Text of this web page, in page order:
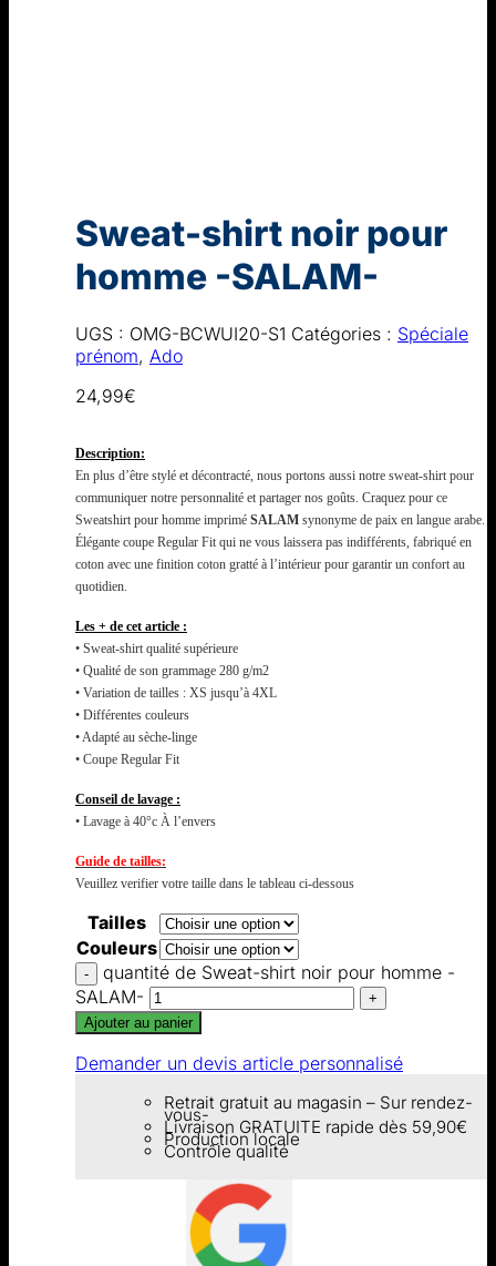
Sweat-shirt noir pour
homme -SALAM-
UGS : OMG-BCWUI20-S1 Catégories : Spéciale
prénom, Ado
24,99€
Description:
En plus d’être stylé et décontracté, nous portons aussi notre sweat-shirt pour
communiquer notre personnalité et partager nos goûts. Craquez pour ce
Sweatshirt pour homme imprimé SALAM synonyme de paix en langue arabe.
Élégante coupe Regular Fit qui ne vous laissera pas indifférents, fabriqué en
coton avec une finition coton gratté à l’intérieur pour garantir un confort au
quotidien.
Les + de cet article :
• Sweat-shirt qualité supérieure
• Qualité de son grammage 280 g/m2
• Variation de tailles : XS jusqu’à 4XL
• Différentes couleurs
• Adapté au sèche-linge
• Coupe Regular Fit
Conseil de lavage :
• Lavage à 40°c À l’envers
Guide de tailles:
Veuillez verifier votre taille dans le tableau ci-dessous
Tailles
Couleurs
quantité de Sweat-shirt noir pour homme -
SALAM-
Ajouter au panier
Demander un devis article personnalisé
Retrait gratuit au magasin – Sur rendez-
vous-
Livraison GRATUITE rapide dès 59,90€
Production locale
Contrôle qualité